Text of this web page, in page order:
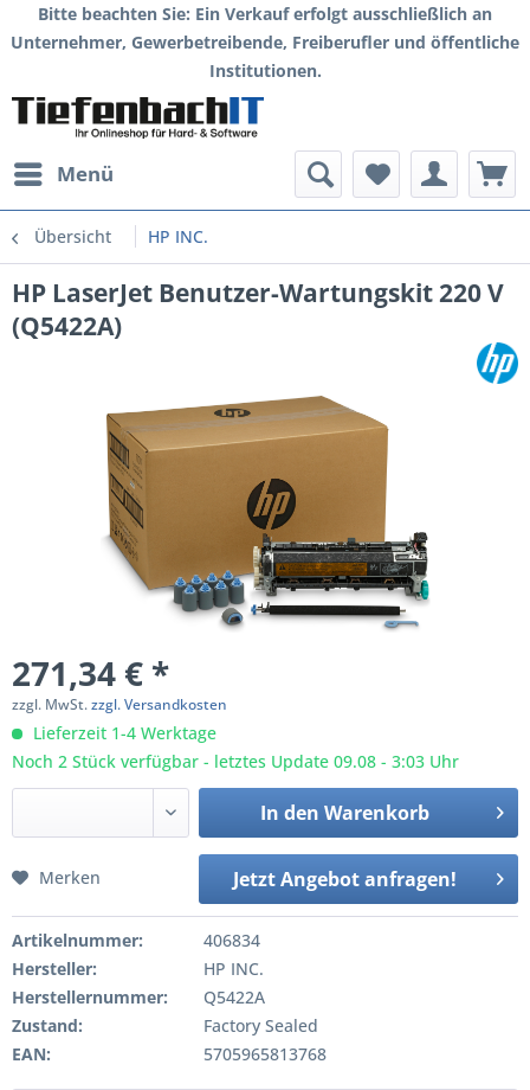
Bitte beachten Sie: Ein Verkauf erfolgt ausschließlich an
Unternehmer, Gewerbetreibende, Freiberufler und öffentliche
Institutionen.
Menü
Übersicht HP INC.
HP LaserJet Benutzer-Wartungskit 220 V
(Q5422A)
271,34 € *
zzgl. MwSt.zzgl. Versandkosten
Lieferzeit 1-4 Werktage
Noch 2 Stück verfügbar - letztes Update 09.08 - 3:03 Uhr
In den Warenkorb
Jetzt Angebot anfragen!
Merken
Artikelnummer:
406834
Hersteller:
HP INC.
Herstellernummer:
Q5422A
Zustand:
Factory Sealed
EAN:
5705965813768